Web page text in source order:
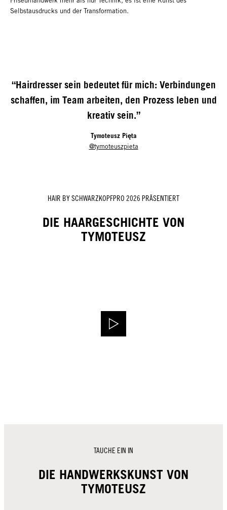
Selbstausdrucks und der Transformation.
“Hairdresser sein bedeutet für mich: Verbindungen
schaffen, im Team arbeiten, den Prozess leben und
kreativ sein.”
Tymoteusz Pięta
@tymoteuszpieta
HAIR BY SCHWARZKOPFPRO 2026 PRÄSENTIERT
DIE HAARGESCHICHTE VON
TYMOTEUSZ
TAUCHE EIN IN
DIE HANDWERKSKUNST VON
TYMOTEUSZ